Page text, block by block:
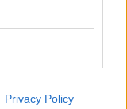
Privacy Policy